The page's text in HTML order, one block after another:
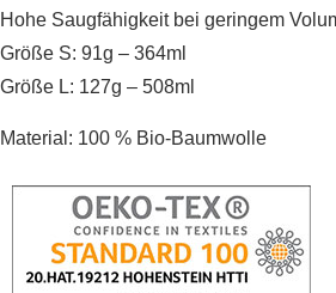
Hohe Saugfähigkeit bei geringem
Größe S: 91g – 364ml
Größe L: 127g – 508ml
Material: 100 % Bio-Baumwolle